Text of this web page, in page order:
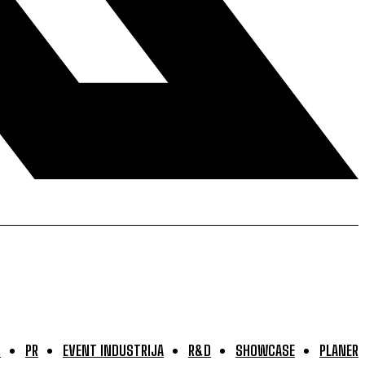
PR EVENT INDUSTRIJA R&D SHOWCASE PLANER